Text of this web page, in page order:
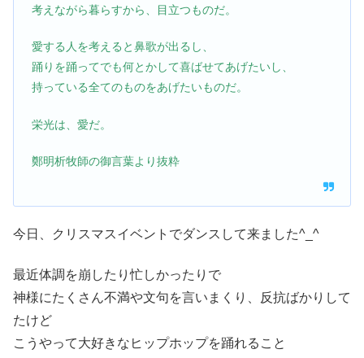
考えながら暮らすから、目立つものだ。
愛する人を考えると鼻歌が出るし、
踊りを踊ってでも何とかして喜ばせてあげたいし、
持っている全てのものをあげたいものだ。
栄光は、愛だ。
鄭明析牧師の御言葉より抜粋
今日、クリスマスイベントでダンスして来ました^_^
最近体調を崩したり忙しかったりで
神様にたくさん不満や文句を言いまくり、反抗ばかりして
たけど
こうやって大好きなヒップホップを踊れること